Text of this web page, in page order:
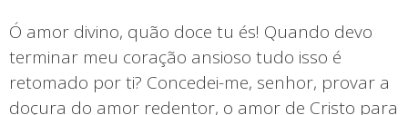
Ó amor divino, quão doce tu és! Quando devo
terminar meu coração ansioso tudo isso é
retomado por ti? Concedei-me, senhor, provar a
doçura do amor redentor, o amor de Cristo para